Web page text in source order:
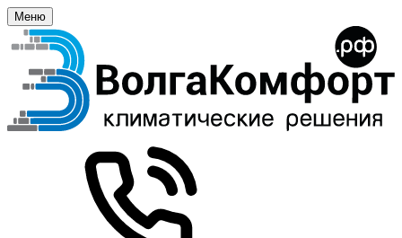
Меню